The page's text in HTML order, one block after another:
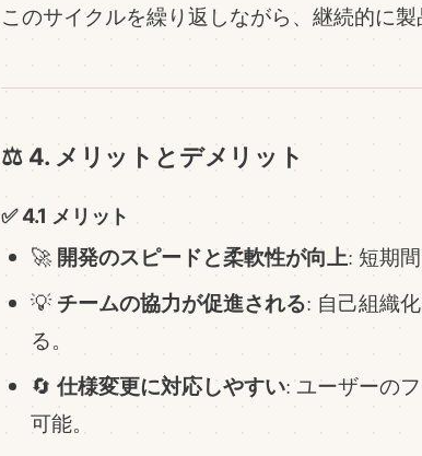
このサイクルを繰り返しながら、継続的に製
⚖️ 4. メリットとデメリット
✅ 4.1 メリット
🚀 開発のスピードと柔軟性が向上: 短期
💡 チームの協力が促進される: 自己組織
る。
🔄 仕様変更に対応しやすい: ユーザーの
可能。